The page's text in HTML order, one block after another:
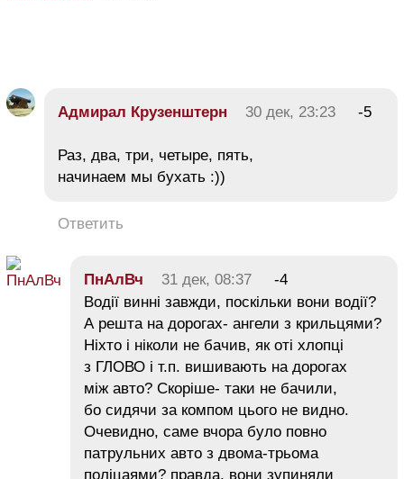
Адмирал Крузенштерн 30 дек, 23:23 -5
Раз, два, три, четыре, пять,
начинаем мы бухать :))
Ответить
ПнАлВч 31 дек, 08:37
-4
Водії винні завжди, поскільки вони водії?
А решта на дорогах- ангели з крильцями?
Ніхто і ніколи не бачив, як оті хлопці
з ГЛОВО і т.п. вишивають на дорогах
між авто? Скоріше- таки не бачили,
бо сидячи за компом цього не видно.
Очевидно, саме вчора було повно
патрульних авто з двома-трьома
поліцаями? правда, вони зупиняли